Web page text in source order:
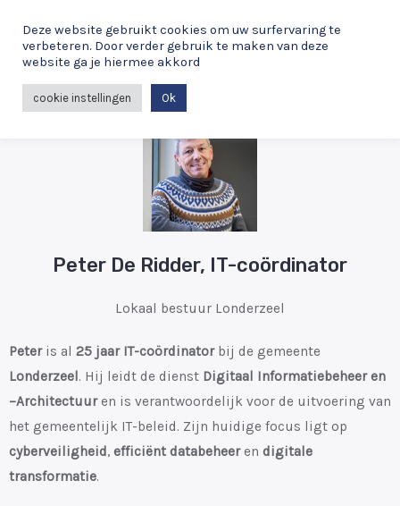
naar
inhoud
Peter De Ridder, IT-coördinator
Lokaal bestuur Londerzeel
Peteris al 25 jaar IT-coördinatorbij de gemeente
Londerzeel. Hij leidt de dienst Digitaal Informatiebeheer en
–Architectuuren is verantwoordelijk voor de uitvoering van
het gemeentelijk IT-beleid. Zijn huidige focus ligt op
cyberveiligheid, efficiënt databeheeren digitale
transformatie.
Deze website gebruikt cookies om uw surfervaring te
verbeteren. Door verder gebruik te maken van deze
website ga je hiermee akkord
cookie instellingen Ok